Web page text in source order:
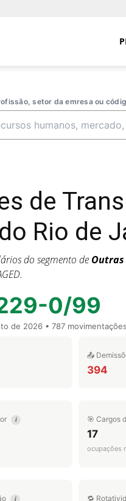
setor da emresa ou
de
Rio de
do segmento de
0/99
de 2026 • 787 movimentações
📤
394
i 🎯 Cargos
17
ocupações
i 🔁